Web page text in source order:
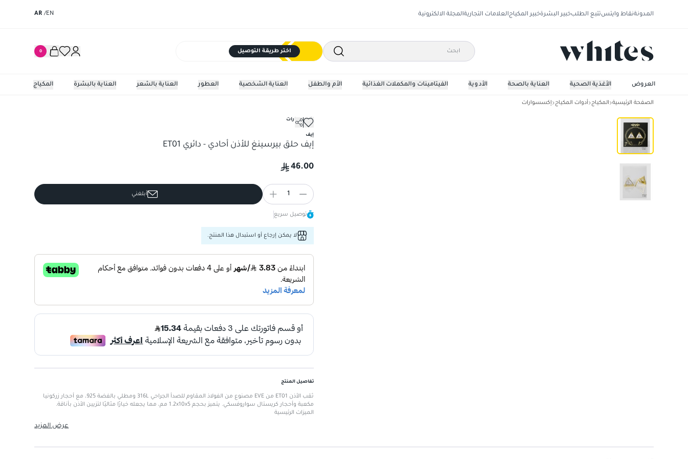
المدونةنقاط وايتستتبع الطلبخبير البشرةخبير المكياجالعلامات التجاريةالمجلة الالكترونية EN
/
AR
اختر طريقة التوصيل 0
المكياج العناية بالبشرة العناية بالشعر العطور العناية الشخصية الأم والطفل الفيتامينات والمكملات الغذائية الأدوية العناية بالصحة الأغذية الصحية العروض
الصفحة الرئيسية المكياج أدوات المكياج إكسسوارات
إيف حلق بيرسينغ للأذن أحادي - دائري ET01
إكسسوارات
إيف
إيف حلق بيرسينغ للأذن أحادي - دائري ET01
46.00
1 أبلغني
توصيل سريع
لا يمكن إرجاع أو استبدال هذا المنتج.
تفاصيل المنتج
ثقب الأذن ET01 من EVE مصنوع من الفولاذ المقاوم للصدأ الجراحي 316L ومطلي بالفضة 925، مع أحجار زركونيا
مكعبة وأحجار كريستال سواروفسكي. يتميز بحجم 1.2x10x5 مم، مما يجعله خيارًا مثاليًا لتزيين الأذن بأناقة.
الميزات الرئيسية
الحجم القياسي: مناسب لمختلف الأحجام
عرض المزيد